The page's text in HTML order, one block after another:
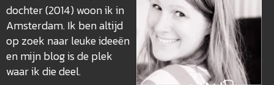
dochter (2014) woon ik in
Amsterdam. Ik ben altijd
op zoek naar leuke ideeën
en mijn blog is de plek
waar ik die deel.